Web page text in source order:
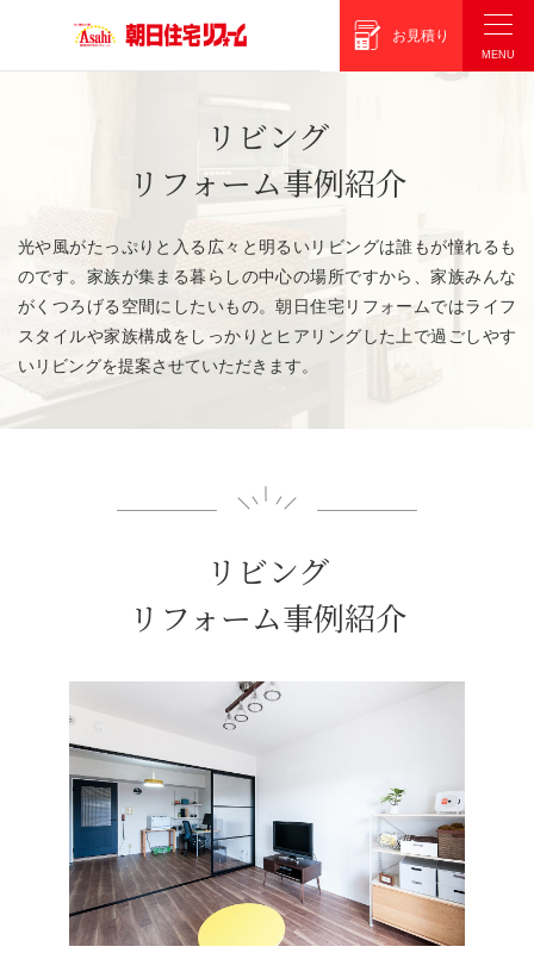
お見積り
リビング
リフォーム事例紹介
光や風がたっぷりと入る広々と明るいリビングは誰もが憧れるも
のです。家族が集まる暮らしの中心の場所ですから、家族みんな
がくつろげる空間にしたいもの。朝日住宅リフォームではライフ
スタイルや家族構成をしっかりとヒアリングした上で過ごしやす
いリビングを提案させていただきます。
リビング
リフォーム事例紹介